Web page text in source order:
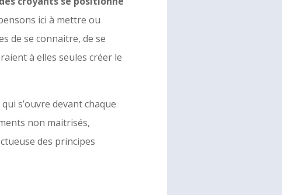
ici à mettre ou
de se connaitre, de se
à elles seules créer le
s’ouvre devant chaque
non maitrisés,
des principes